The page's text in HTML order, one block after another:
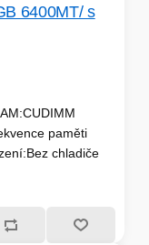
6400MT/ s
paměti
chladiče